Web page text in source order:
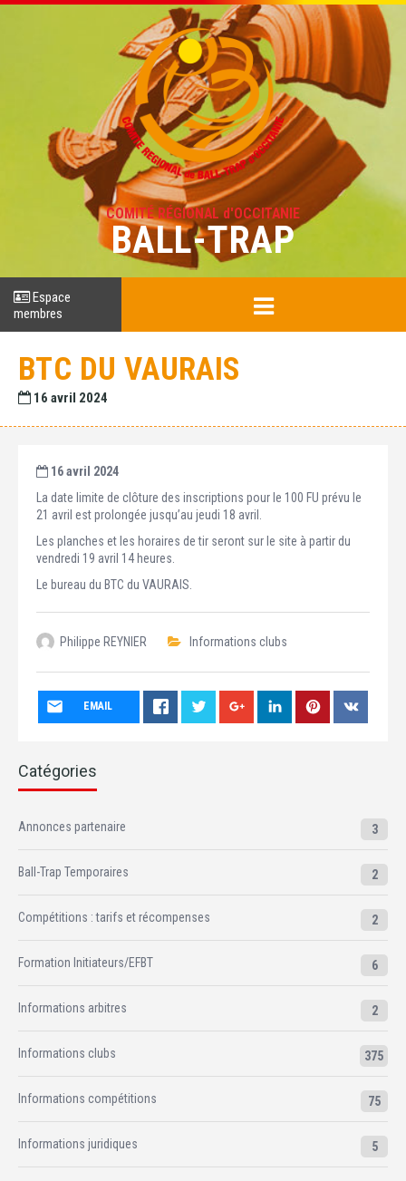
COMITÉ RÉGIONAL d'OCCITANIE
BALL-TRAP
Espace
membres
BTC DU VAURAIS
16 avril 2024
16 avril 2024
La date limite de clôture des inscriptions pour le 100 FU prévu le
21 avril est prolongée jusqu’au jeudi 18 avril.
Les planches et les horaires de tir seront sur le site à partir du
vendredi 19 avril 14 heures.
Le bureau du BTC du VAURAIS.
Philippe REYNIER Informations clubs
EMAIL
Catégories
Annonces partenaire 3
Ball-Trap Temporaires 2
Compétitions : tarifs et récompenses 2
Formation Initiateurs/EFBT 6
Informations arbitres 2
Informations clubs 375
Informations compétitions 75
Informations juridiques 5